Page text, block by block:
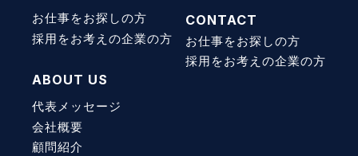
お仕事をお探しの方
採用をお考えの企業の方
ABOUT US
代表メッセージ
会社概要
顧問紹介
CONTACT
お仕事をお探しの方
採用をお考えの企業の方